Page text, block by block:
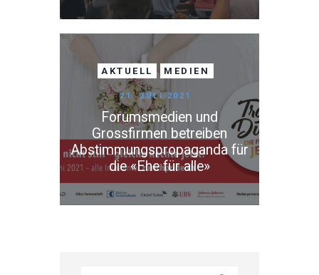
AKTUELL MEDIEN
21. JULI 2021
Forumsmedien und
Grossfirmen betreiben
Abstimmungspropaganda für
die «Ehe für alle»